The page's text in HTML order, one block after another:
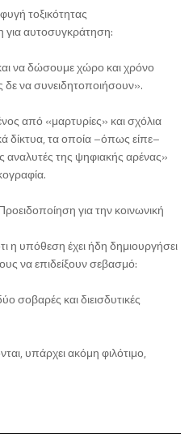
τοξικότητας
αυτοσυγκράτηση:
να δώσουμε χώρο και χρόνο
να συνειδητοποιήσουν».
από «μαρτυρίες» και σχόλια
δίκτυα, τα οποία –όπως είπε–
της ψηφιακής αρένας»
για την κοινωνική
η υπόθεση έχει ήδη δημιουργήσει
να επιδείξουν σεβασμό:
σοβαρές και διεισδυτικές
υπάρχει ακόμη φιλότιμο,